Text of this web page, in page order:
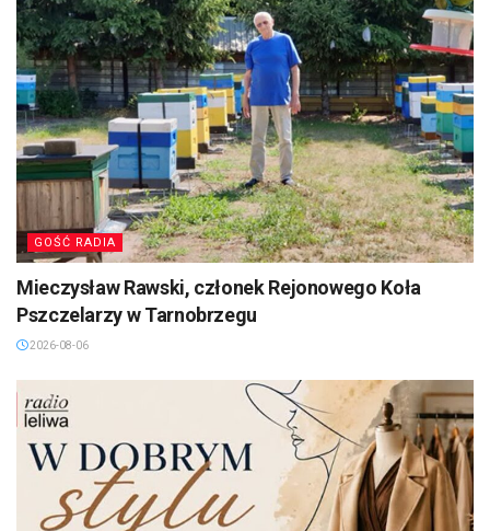
GOŚĆ RADIA
Mieczysław Rawski, członek Rejonowego Koła
Pszczelarzy w Tarnobrzegu
2026-08-06